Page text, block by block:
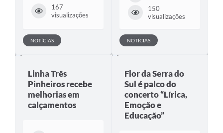
167
visualizações
NOTÍCIAS
150
visualizações
NOTÍCIAS
Linha Três
Pinheiros recebe
melhorias em
calçamentos
Flor da Serra do
Sul é palco do
concerto “Lírica,
Emoção e
Educação”